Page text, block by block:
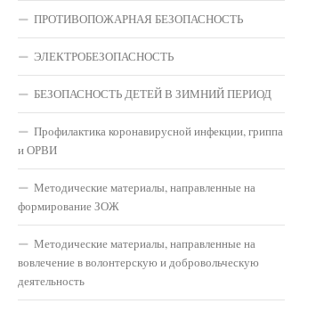
ПРОТИВОПОЖАРНАЯ БЕЗОПАСНОСТЬ
ЭЛЕКТРОБЕЗОПАСНОСТЬ
БЕЗОПАСНОСТЬ ДЕТЕЙ В ЗИМНИЙ ПЕРИОД
Профилактика коронавирусной инфекции, гриппа
и ОРВИ
Методические материалы, направленные на
формирование ЗОЖ
Методические материалы, направленные на
вовлечение в волонтерскую и добровольческую
деятельность